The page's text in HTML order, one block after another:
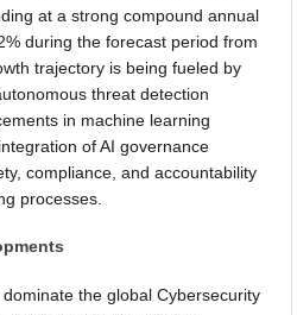
at a strong compound annual
during the forecast period from
trajectory is being fueled by
threat detection
in machine learning
of AI governance
compliance, and accountability
processes.
the global Cybersecurity